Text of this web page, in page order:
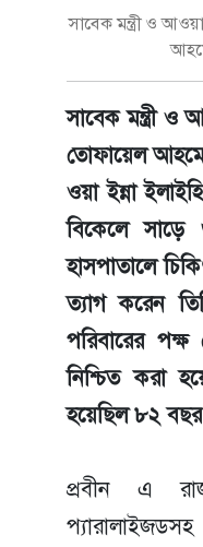
সাবেক মন্ত্রী ও
সাবেক মন্ত্রী ও
তোফায়েল আহমেদ
ওয়া ইন্না
বিকেলে সাড়ে
হাসপাতালে
ত্যাগ করেন
পরিবারের পক্ষ
নিশ্চিত করা
হয়েছিল ৮২
প্রবীন এ